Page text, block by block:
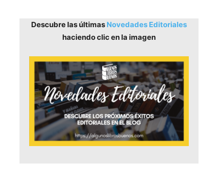
Descubre las últimas Novedades Editoriales
haciendo clic en la imagen